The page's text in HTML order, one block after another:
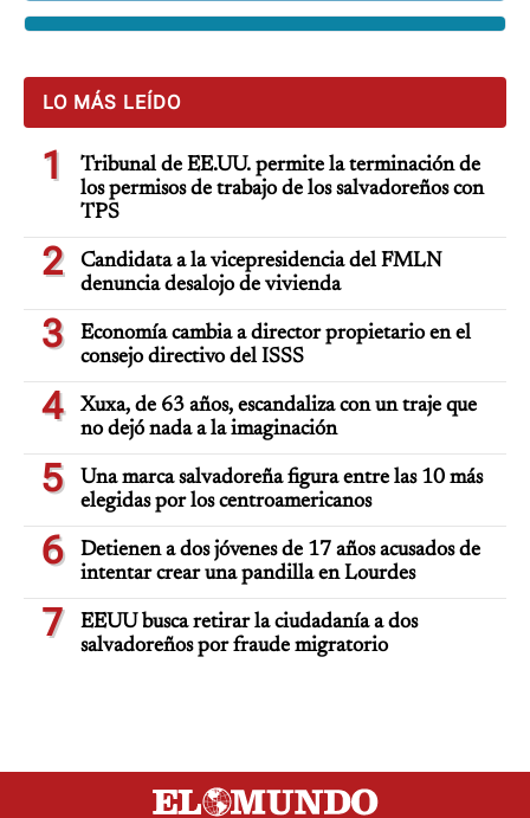
LO MÁS LEÍDO
1
Tribunal de EE.UU. permite la terminación de
los permisos de trabajo de los salvadoreños con
TPS
2
Candidata a la vicepresidencia del FMLN
denuncia desalojo de vivienda
3
Economía cambia a director propietario en el
consejo directivo del ISSS
4
Xuxa, de 63 años, escandaliza con un traje que
no dejó nada a la imaginación
5
Una marca salvadoreña figura entre las 10 más
elegidas por los centroamericanos
6
Detienen a dos jóvenes de 17 años acusados de
intentar crear una pandilla en Lourdes
7
EEUU busca retirar la ciudadanía a dos
salvadoreños por fraude migratorio